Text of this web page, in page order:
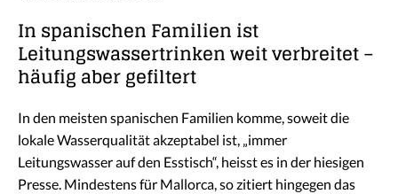
In spanischen Familien ist
Leitungswassertrinken weit verbreitet –
häufig aber gefiltert
In den meisten spanischen Familien komme, soweit die
lokale Wasserqualität akzeptabel ist, „immer
Leitungswasser auf den Esstisch“, heisst es in der hiesigen
Presse. Mindestens für Mallorca, so zitiert hingegen das